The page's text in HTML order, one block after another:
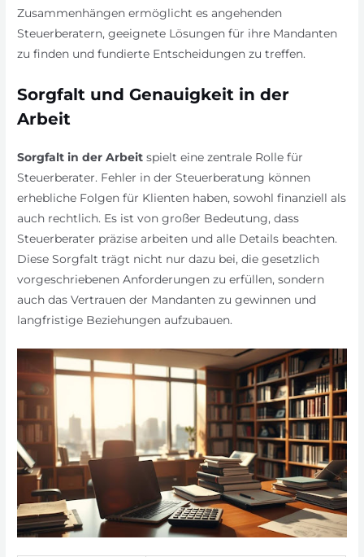
Zusammenhängen ermöglicht es angehenden
Steuerberatern, geeignete Lösungen für ihre Mandanten
zu finden und fundierte Entscheidungen zu treffen.
Sorgfalt und Genauigkeit in der
Arbeit
Sorgfalt in der Arbeit spielt eine zentrale Rolle für
Steuerberater. Fehler in der Steuerberatung können
erhebliche Folgen für Klienten haben, sowohl finanziell als
auch rechtlich. Es ist von großer Bedeutung, dass
Steuerberater präzise arbeiten und alle Details beachten.
Diese Sorgfalt trägt nicht nur dazu bei, die gesetzlich
vorgeschriebenen Anforderungen zu erfüllen, sondern
auch das Vertrauen der Mandanten zu gewinnen und
langfristige Beziehungen aufzubauen.